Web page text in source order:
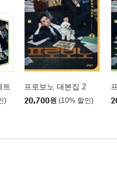
트
)
프로보노 대본집 2
20,700원 (10% 할인)